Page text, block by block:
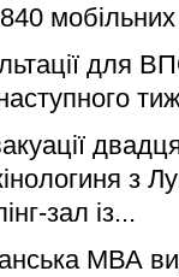
мобільних
для
з
зал із...
МВА